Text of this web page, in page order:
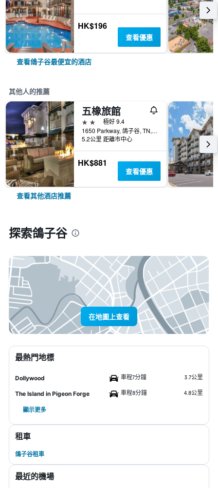
HK$196
查看優惠
查看鴿子谷最便宜的酒店
其他人的推薦
五橡旅館
2星級
極好 9.4
1650 Parkway, 鴿子谷, TN, 美國
5.2公里 距離市中心
HK$881
查看優惠
查看其他酒店推薦
探索鴿子谷
在地圖上查看
最熱門地標
Dollywood 車程7分鐘 3.7公里
The Island in Pigeon Forge 車程8分鐘 4.8公里
顯示更多
租車
鴿子谷租車
最近的機場